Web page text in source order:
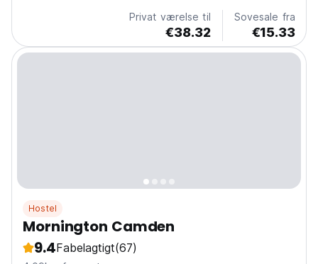
Privat værelse til
€38.32
Sovesale fra
€15.33
Hostel
Mornington Camden
9.4Fabelagtigt(67)